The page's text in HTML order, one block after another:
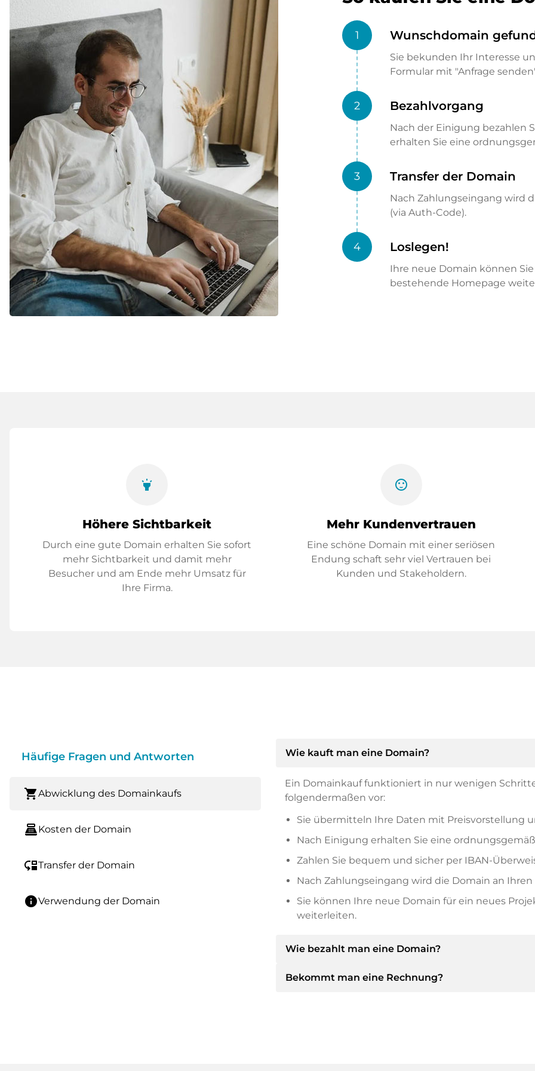
1 Wunschdomain
Sie bekunden Ihr Interesse
Formular mit "Anfrage
2 Bezahlvorgang
Nach der Einigung bezahlen
erhalten Sie eine
3 Transfer der Domain
Nach Zahlungseingang wird
(via Auth-Code).
4 Loslegen!
Ihre neue Domain können
bestehende Homepage
highlight
Höhere Sichtbarkeit
Durch eine gute Domain erhalten Sie sofort
mehr Sichtbarkeit und damit mehr
Besucher und am Ende mehr Umsatz für
Ihre Firma.
sentiment_satisfied
Mehr Kundenvertrauen
Eine schöne Domain mit einer seriösen
Endung schaft sehr viel Vertrauen bei
Kunden und Stakeholdern.
Häufige Fragen und Antworten
shopping_cartAbwicklung des Domainkaufs
point_of_saleKosten der Domain
move_downTransfer der Domain
infoVerwendung der Domain
Wie kauft man eine Domain?
Ein Domainkauf funktioniert in nur wenigen
folgendermaßen vor:
Sie übermitteln Ihre Daten mit Preisvorstellung
Nach Einigung erhalten Sie eine
Zahlen Sie bequem und sicher per IBAN-
Nach Zahlungseingang wird die Domain an
Sie können Ihre neue Domain für ein neues
weiterleiten.
Wie bezahlt man eine Domain?
Nach einer Einigung wird der Inhaber Ihnen die
Bekommt man eine Rechnung?